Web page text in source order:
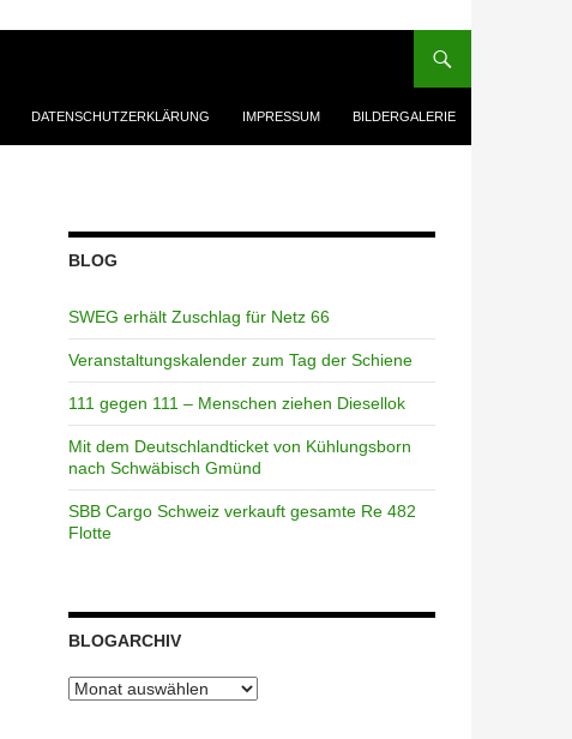
DATENSCHUTZERKLÄRUNG IMPRESSUM BILDERGALERIE
BLOG
SWEG erhält Zuschlag für Netz 66
Veranstaltungskalender zum Tag der Schiene
111 gegen 111 – Menschen ziehen Diesellok
Mit dem Deutschlandticket von Kühlungsborn
nach Schwäbisch Gmünd
SBB Cargo Schweiz verkauft gesamte Re 482
Flotte
BLOGARCHIV
Blogarchiv